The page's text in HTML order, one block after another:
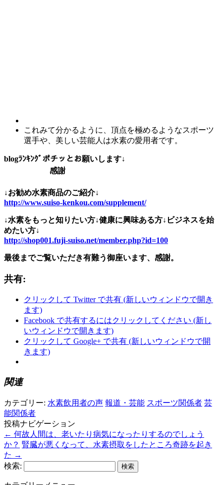
これみて分かるように、頂点を極めるようなスポーツ
選手や、美しい芸能人は水素の愛用者です。
blogﾗﾝｷﾝｸﾞポチッとお願いします↓
感謝
↓お勧め水素商品のご紹介↓
http://www.suiso-kenkou.com/supplement/
↓水素をもっと知りたい方↓健康に興味ある方↓ビジネスを始
めたい方↓
http://shop001.fuji-suiso.net/member.php?id=100
最後までご覧いただき有難う御座います、感謝。
共有:
クリックして Twitter で共有 (新しいウィンドウで開き
ます)
Facebook で共有するにはクリックしてください (新し
いウィンドウで開きます)
クリックして Google+ で共有 (新しいウィンドウで開
きます)
関連
カテゴリー: 水素飲用者の声 報道・芸能 スポーツ関係者 芸
能関係者
投稿ナビゲーション
← 何故人間は、老いたり病気になったりするのでしょう
か？ 腎臓が悪くなって、水素摂取をしたところ奇跡を起き
た →
検索: